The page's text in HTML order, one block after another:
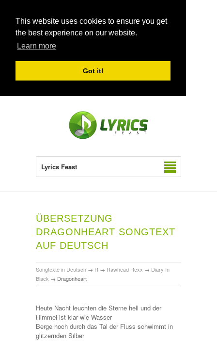
This website uses cookies to ensure you get
the best experience on our website.
Learn more
Got it!
Lyrics Feast
ÜBERSETZUNG
DRAGONHEART SONGTEXT
AUF DEUTSCH
Songtexte in Deutsch → R → Rawhead Rexx → Diary In
Black → Dragonheart
Heute Nacht leuchten die Sterne hell und der
Himmel ist klar wie Wasser
Berge hoch durch das Tal der Fluss schwimmt in
glitzernden Silber